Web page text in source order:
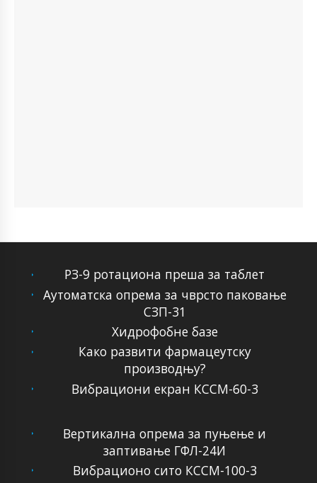
РЗ-9 ротациона преша за таблет
Аутоматска опрема за чврсто паковање
СЗП-31
Хидрофобне базе
Како развити фармацеутску
производњу?
Вибрациони екран КССМ-60-3
Вертикална опрема за пуњење и
заптивање ГФЛ-24И
Вибрационо сито КССМ-100-3